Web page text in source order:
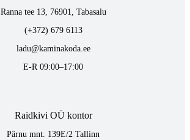
Ranna tee 13, 76901, Tabasalu
(+372) 679 6113
ladu@kaminakoda.ee
E-R 09:00–17:00
Raidkivi OÜ kontor
Pärnu mnt. 139E/2 Tallinn